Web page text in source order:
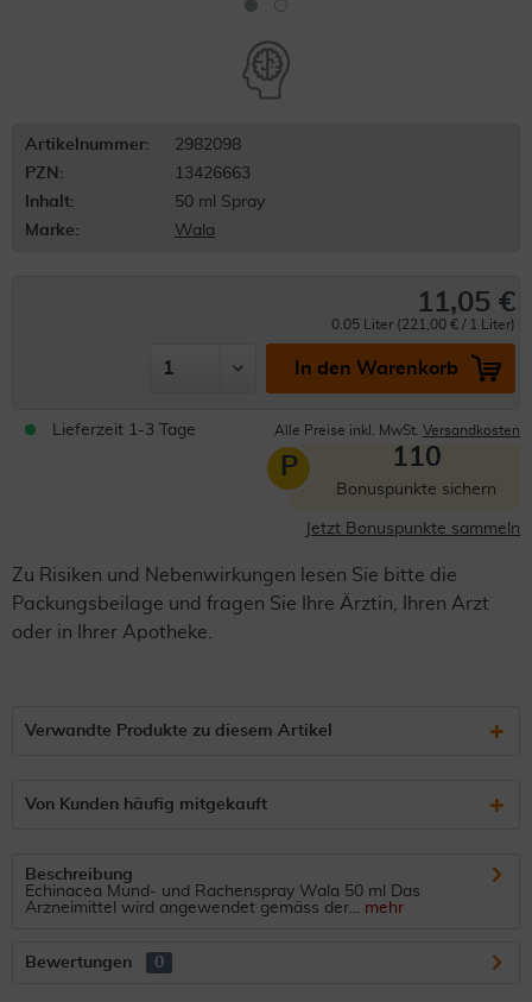
Artikelnummer:
2982098
PZN:
13426663
Inhalt:
50 ml Spray
Marke:
Wala
11,05 €
0.05 Liter (221,00 € / 1 Liter)
In den Warenkorb
Lieferzeit 1-3 Tage Alle Preise inkl. MwSt. Versandkosten
P 110
Bonuspunkte sichern
Jetzt Bonuspunkte sammeln
Zu Risiken und Nebenwirkungen lesen Sie bitte die
Packungsbeilage und fragen Sie Ihre Ärztin, Ihren Arzt
oder in Ihrer Apotheke.
Verwandte Produkte zu diesem Artikel
Von Kunden häufig mitgekauft
Beschreibung
Echinacea Mund- und Rachenspray Wala 50 ml Das
Arzneimittel wird angewendet gemäss der... mehr
Bewertungen 0